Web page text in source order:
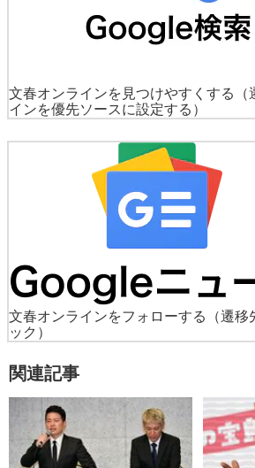
文春オンラインを見つけやすくする
インを優先ソースに設定する）
文春オンラインをフォローする
（遷
ック）
関連記事